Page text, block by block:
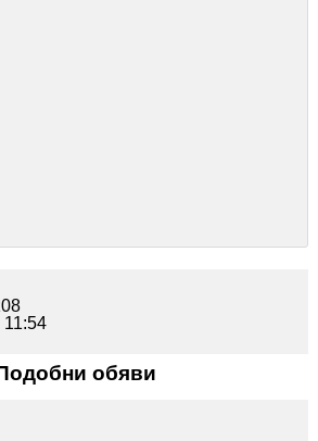
обяви